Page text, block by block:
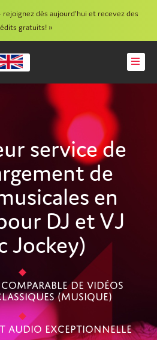
rejoignez dès aujourd'hui et recevez des
gratuits! »
service de
de
en
DJ et VJ
Jockey)
De Vidéos
(Musique)
Audio Exceptionnelle